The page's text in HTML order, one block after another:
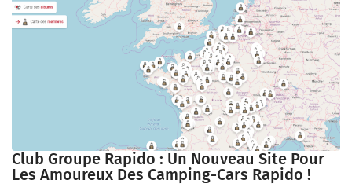
Club Groupe Rapido : Un Nouveau Site Pour
Les Amoureux Des Camping-Cars Rapido !